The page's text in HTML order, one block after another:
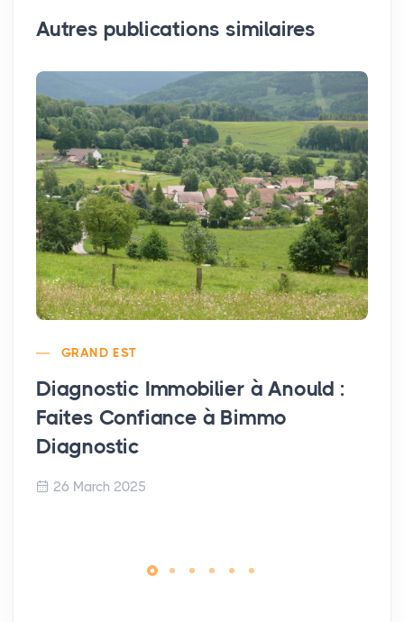
Autres publications similaires
GRAND EST
Diagnostic Immobilier à Anould :
Faites Confiance à Bimmo
Diagnostic
26 March 2025